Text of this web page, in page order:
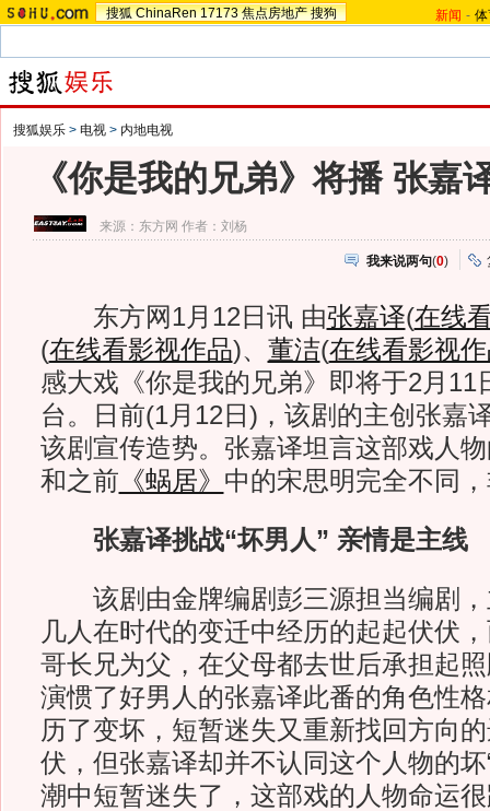
搜狐 ChinaRen 17173 焦点房地产 搜狗 新闻 -
搜狐娱乐 > 电视 > 内地电视
《你是我的兄弟》将播 张嘉
来源： 东方网 作者：刘杨
我来说两句(0)
东方网1月12日讯 由张嘉译(在线
(在线看影视作品)、 董洁(在线看影视
感大戏《你是我的兄弟》即将于2月11
台。日前(1月12日)，该剧的主创张嘉
该剧宣传造势。张嘉译坦言这部戏人
和之前 《蜗居》 中的宋思明完全不同
张嘉译挑战“坏男人” 亲情是主线
该剧由金牌编剧彭三源担当编剧，
几人在时代的变迁中经历的起起伏伏
哥长兄为父，在父母都去世后承担起
演惯了好男人的张嘉译此番的角色性
历了变坏，短暂迷失又重新找回方向
伏，但张嘉译却并不认同这个人物的
潮中短暂迷失了，这部戏的人物命运